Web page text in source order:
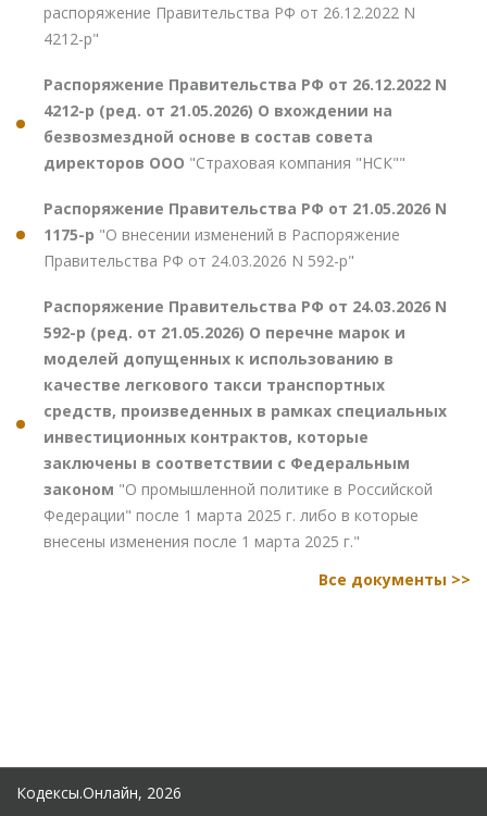
распоряжение Правительства РФ от 26.12.2022 N
4212-р"
Распоряжение Правительства РФ от 26.12.2022 N
4212-р (ред. от 21.05.2026) О вхождении на
безвозмездной основе в состав совета
директоров ООО "Страховая компания "НСК""
Распоряжение Правительства РФ от 21.05.2026 N
1175-р "О внесении изменений в Распоряжение
Правительства РФ от 24.03.2026 N 592-р"
Распоряжение Правительства РФ от 24.03.2026 N
592-р (ред. от 21.05.2026) О перечне марок и
моделей допущенных к использованию в
качестве легкового такси транспортных
средств, произведенных в рамках специальных
инвестиционных контрактов, которые
заключены в соответствии с Федеральным
законом "О промышленной политике в Российской
Федерации" после 1 марта 2025 г. либо в которые
внесены изменения после 1 марта 2025 г."
Все документы >>
Кодексы.Онлайн, 2026